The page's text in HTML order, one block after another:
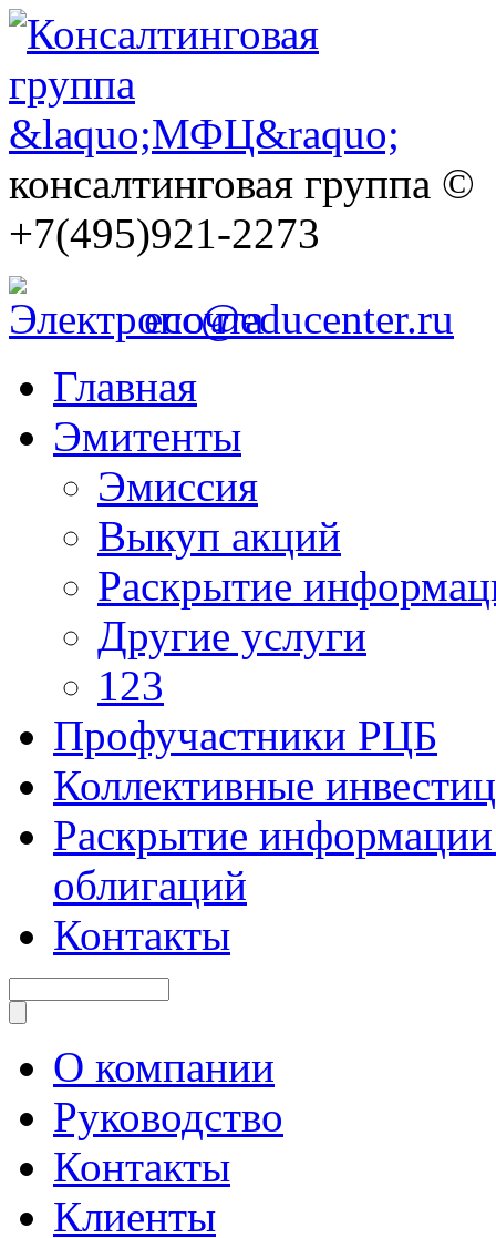
консалтинговая группа ©
+7(495)921-2273
ecc@educenter.ru
Главная
Эмитенты
Эмиссия
Выкуп акций
Раскрытие
Другие услуги
123
Профучастники РЦБ
Коллективные
Раскрытие информации
облигаций
Контакты
О компании
Руководство
Контакты
Клиенты